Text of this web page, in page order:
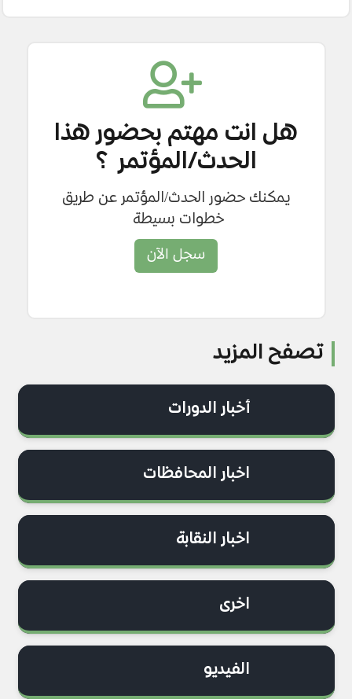
هل انت مهتم بحضور هذا
الحدث/المؤتمر ؟
يمكنك حضور الحدث/المؤتمر عن طريق
خطوات بسيطة
سجل الآن
تصفح المزيد
أخبار الدورات
اخبار المحافظات
اخبار النقابة
اخرى
الفيديو